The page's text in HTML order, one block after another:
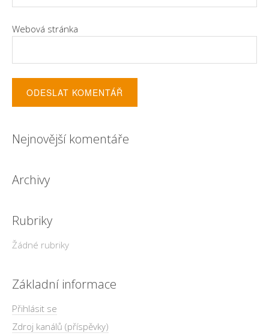
Webová stránka
Nejnovější komentáře
Archivy
Rubriky
Žádné rubriky
Základní informace
Přihlásit se
Zdroj kanálů (příspěvky)